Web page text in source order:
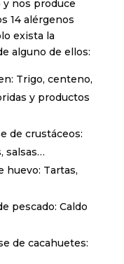
nos produce
14 alérgenos
exista la
alguno de ellos:
Trigo, centeno,
y productos
de crustáceos:
salsas…
huevo: Tartas,
pescado: Caldo
de cacahuetes: